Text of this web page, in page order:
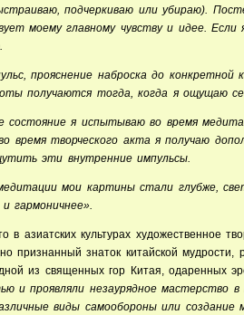
подчеркиваю или убираю).
моему главному чувству и идее.
прояснение наброска до
получаются тогда, когда я ощущаю
состояние я испытываю во время
время творческого акта я получаю
эти внутренние импульсы.
мои картины стали глубже,
гармоничнее».
в азиатских культурах художественное
признанный знаток китайской
из священных гор Китая, одаренных
и проявляли незаурядное мастерство
виды самообороны или